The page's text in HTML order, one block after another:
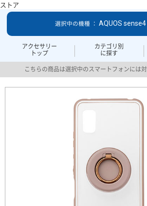
ストア
アクセサリー
トップ
カテゴリ別
に探す
選択中の機種 ： AQUOS
こちらの商品は選択中のスマートフォンには対